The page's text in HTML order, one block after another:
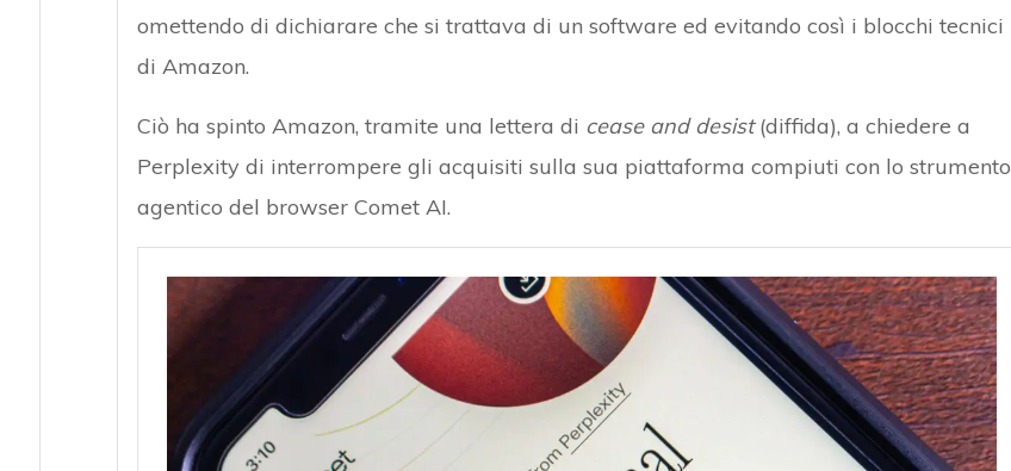
omettendo di dichiarare che si trattava di un software ed evitando così i blocchi tecnici
di Amazon.
Ciò ha spinto Amazon, tramite una lettera di cease and desist(diffida), a chiedere a
Perplexity di interrompere gli acquisiti sulla sua piattaforma compiuti con lo strumento
agentico del browser Comet AI.